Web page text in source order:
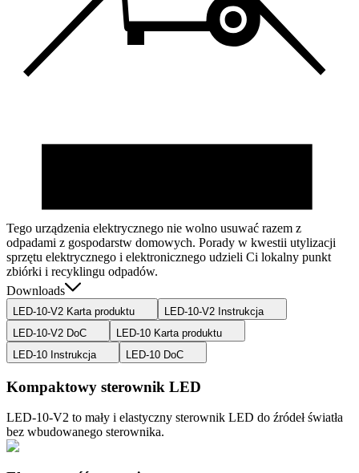
Tego urządzenia elektrycznego nie wolno usuwać razem z
odpadami z gospodarstw domowych. Porady w kwestii utylizacji
sprzętu elektrycznego i elektronicznego udzieli Ci lokalny punkt
zbiórki i recyklingu odpadów.
Downloads
LED-10-V2 Karta produktu
LED-10-V2 Instrukcja
LED-10-V2 DoC
LED-10 Karta produktu
LED-10 Instrukcja
LED-10 DoC
Kompaktowy sterownik LED
LED-10-V2 to mały i elastyczny sterownik LED do źródeł światła
bez wbudowanego sterownika.